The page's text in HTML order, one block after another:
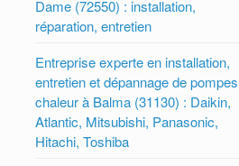
Dame (72550) : installation,
réparation, entretien
Entreprise experte en installation,
entretien et dépannage de
chaleur à Balma (31130) : Daikin,
Atlantic, Mitsubishi, Panasonic,
Hitachi, Toshiba